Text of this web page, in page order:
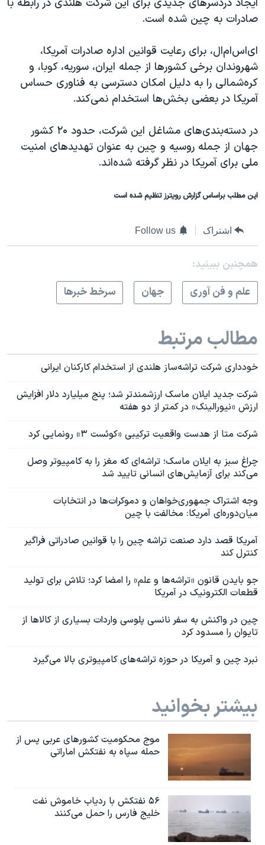
صادرات به چین شده است.
ای‌اس‌ام‌ال، برای رعایت قوانین اداره صادرات آمریکا،
شهروندان برخی کشورها از جمله ایران، سوریه، کوبا، و
کره‌شمالی را به دلیل امکان دسترسی به فناوری حساس
آمریکا در بعضی بخش‌ها استخدام نمی‌کند.
در دسته‌بندی‌های مشاغل این شرکت، حدود ۲۰ کشور
جهان از جمله روسیه و چین به عنوان تهدیدهای امنیت
ملی برای آمریکا در نظر گرفته شده‌اند.
این مطلب براساس گزارش رویترز تنظیم شده است
اشتراک Follow us
همچنبن ببینید:
علم و فن آوری
جهان سرخط خبرها
مطالب مرتبط
خودداری شرکت تراشه‌ساز هلندی از استخدام کارکنان ایرانی
شرکت جدید ایلان ماسک ارزشمندتر شد؛ پنج میلیارد دلار افزایش
ارزش «نیورالینک» در کمتر از دو هفته
شرکت متا از هدست واقعیت ترکیبی «کوئست ۳» رونمایی کرد
چراغ سبز به ایلان ماسک؛ تراشه‌ای که مغز را به کامپیوتر وصل
می‌کند برای آزمایش‌های انسانی تایید شد
وجه اشتراک جمهوری‌خواهان و دموکرات‌ها در انتخابات
میان‌دوره‌ای آمریکا: مخالفت با چین
آمریکا قصد دارد صنعت تراشه چین را با قوانین صادراتی فراگیر
کنترل کند
جو بایدن قانون «تراشه‌ها و علم» را امضا کرد؛ تلاش برای تولید
قطعات الکترونیک در آمریکا
چین در واکنش به سفر نانسی پلوسی واردات بسیاری از کالاها از
تایوان را مسدود کرد
نبرد چین و آمریکا در حوزه تراشه‌های کامپیوتری بالا می‌گیرد
بیشتر بخوانید
موج محکومیت کشورهای عربی پس از
حمله سپاه به نفتکش اماراتی
۵۶ نفتکش با ردیاب خاموش نفت
خلیج فارس را حمل می‌کنند